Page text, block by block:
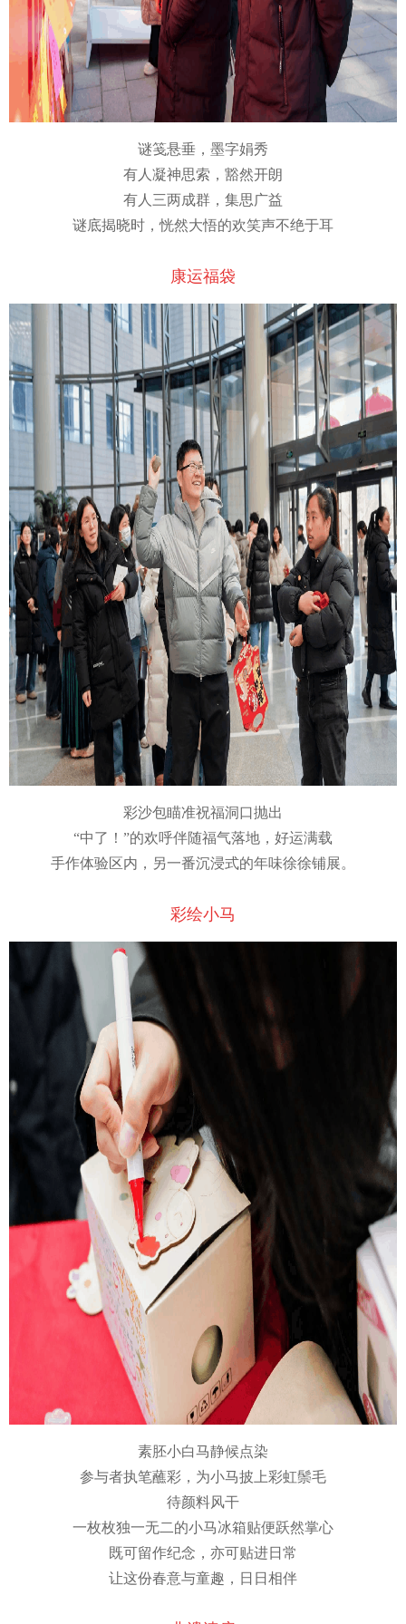
谜笺悬垂，墨字娟秀
有人凝神思索，豁然开朗
有人三两成群，集思广益
谜底揭晓时，恍然大悟的欢笑声不绝于耳
康运福袋
彩沙包瞄准祝福洞口抛出
“中了！”的欢呼伴随福气落地，好运满载
手作体验区内，另一番沉浸式的年味徐徐铺展。
彩绘小马
素胚小白马静候点染
参与者执笔蘸彩，为小马披上彩虹鬃毛
待颜料风干
一枚枚独一无二的小马冰箱贴便跃然掌心
既可留作纪念，亦可贴进日常
让这份春意与童趣，日日相伴